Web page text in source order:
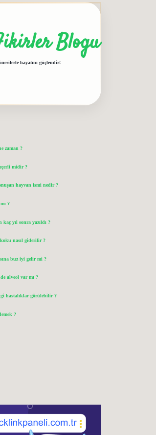
Blogu
hayatını güçlendir!
zaman ?
midir ?
hayvan ismi nedir ?
?
yıl sonra yazıldı ?
nasıl giderilir ?
buz iyi gelir mi ?
alveol var mı ?
hastalıklar görülebilir ?
?